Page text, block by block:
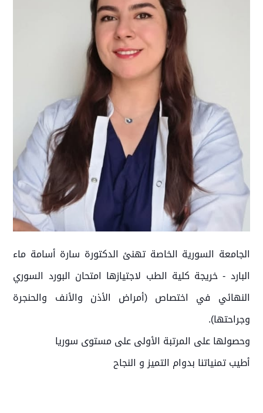
الجامعة السورية الخاصة تهنئ الدكتورة سارة أسامة ماء
البارد - خريجة كلية الطب لاجتيازها امتحان البورد السوري
النهائي في اختصاص (أمراض الأذن والأنف والحنجرة
وجراحتها).
وحصولها على المرتبة الأولى على مستوى سوريا
أطيب تمنياتنا بدوام التميز و النجاح